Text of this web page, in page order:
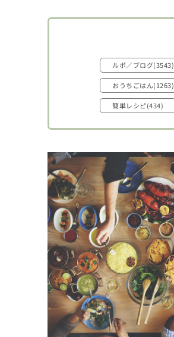
ルポ／ブログ(3543)
おうちごはん(1263)
簡単レシピ(434)